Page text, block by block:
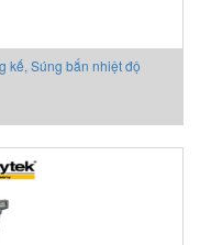
kế, Súng bắn nhiệt độ